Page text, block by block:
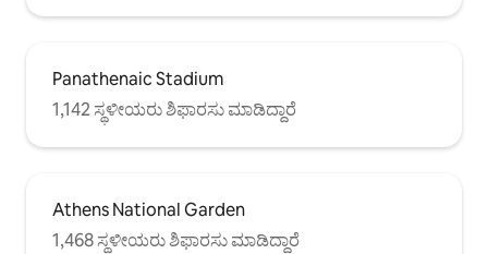
Panathenaic Stadium
1,142 ಸ್ಥಳೀಯರು ಶಿಫಾರಸು ಮಾಡಿದ್ದಾರೆ
Athens National Garden
1,468 ಸ್ಥಳೀಯರು ಶಿಫಾರಸು ಮಾಡಿದ್ದಾರೆ